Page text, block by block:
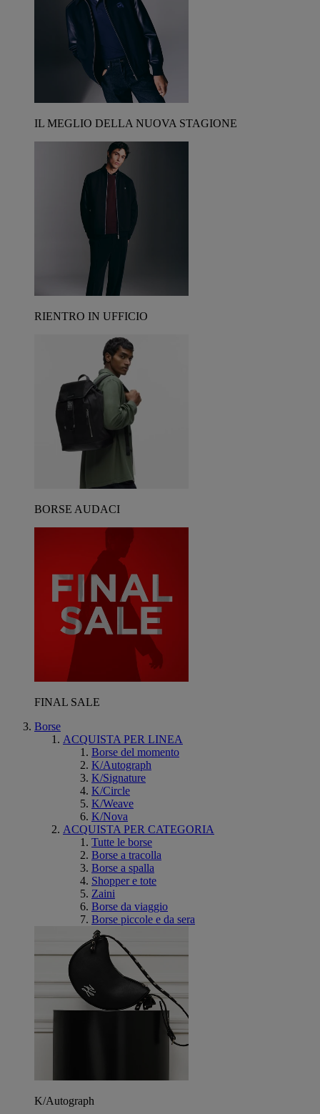
IL MEGLIO DELLA NUOVA STAGIONE
RIENTRO IN UFFICIO
BORSE AUDACI
FINAL SALE
Borse
ACQUISTA PER LINEA
Borse del momento
K/Autograph
K/Signature
K/Circle
K/Weave
K/Nova
ACQUISTA PER CATEGORIA
Tutte le borse
Borse a tracolla
Borse a spalla
Shopper e tote
Zaini
Borse da viaggio
Borse piccole e da sera
K/Autograph